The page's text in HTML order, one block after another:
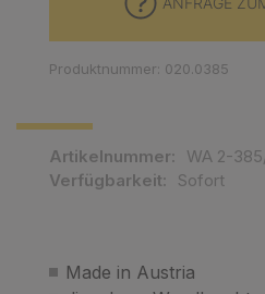
Made in Austria
Artikelnummer:
WA 2-
Verfügbarkeit:
Sofort
Produktnummer: 020.0385